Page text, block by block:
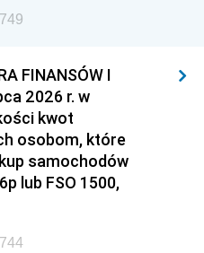
FINANSÓW I
2026 r. w
kwot
osobom, które
samochodów
lub FSO 1500,